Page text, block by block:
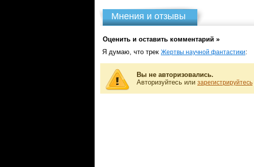
Мнения и отзывы
Оценить и оставить комментарий »
Я думаю, что трек Жертвы научной фантастики:
Вы не авторизовались.
Авторизуйтесь или зарегистрируйтесь